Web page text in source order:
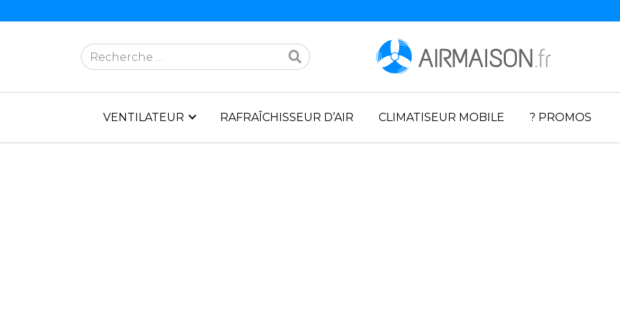
Rechercher
VENTILATEUR RAFRAÎCHISSEUR D’AIR CLIMATISEUR MOBILE ? PROMOS